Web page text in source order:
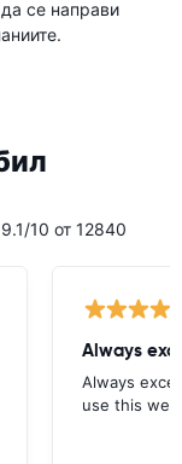
се направи
10 от 12840
Always
Always
use this